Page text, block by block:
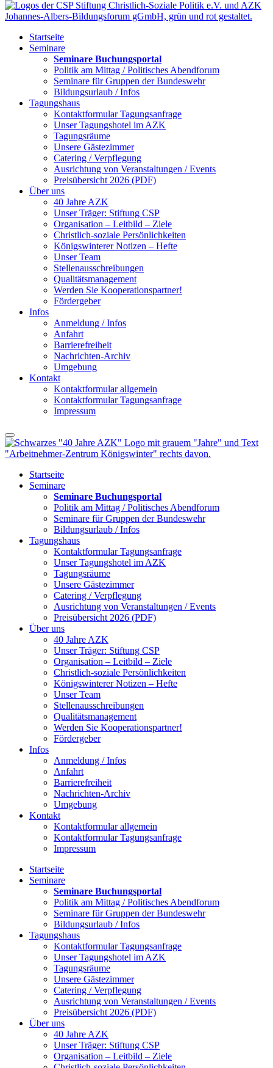
Startseite
Seminare
Seminare Buchungsportal
Politik am Mittag / Politisches Abendforum
Seminare für Gruppen der Bundeswehr
Bildungsurlaub / Infos
Tagungshaus
Kontaktformular Tagungsanfrage
Unser Tagungshotel im AZK
Tagungsräume
Unsere Gästezimmer
Catering / Verpflegung
Ausrichtung von Veranstaltungen / Events
Preisübersicht 2026 (PDF)
Über uns
40 Jahre AZK
Unser Träger: Stiftung CSP
Organisation – Leitbild – Ziele
Christlich-soziale Persönlichkeiten
Königswinterer Notizen – Hefte
Unser Team
Stellenausschreibungen
Qualitätsmanagement
Werden Sie Kooperationspartner!
Fördergeber
Infos
Anmeldung / Infos
Anfahrt
Barrierefreiheit
Nachrichten-Archiv
Umgebung
Kontakt
Kontaktformular allgemein
Kontaktformular Tagungsanfrage
Impressum
Startseite
Seminare
Seminare Buchungsportal
Politik am Mittag / Politisches Abendforum
Seminare für Gruppen der Bundeswehr
Bildungsurlaub / Infos
Tagungshaus
Kontaktformular Tagungsanfrage
Unser Tagungshotel im AZK
Tagungsräume
Unsere Gästezimmer
Catering / Verpflegung
Ausrichtung von Veranstaltungen / Events
Preisübersicht 2026 (PDF)
Über uns
40 Jahre AZK
Unser Träger: Stiftung CSP
Organisation – Leitbild – Ziele
Christlich-soziale Persönlichkeiten
Königswinterer Notizen – Hefte
Unser Team
Stellenausschreibungen
Qualitätsmanagement
Werden Sie Kooperationspartner!
Fördergeber
Infos
Anmeldung / Infos
Anfahrt
Barrierefreiheit
Nachrichten-Archiv
Umgebung
Kontakt
Kontaktformular allgemein
Kontaktformular Tagungsanfrage
Impressum
Startseite
Seminare
Seminare Buchungsportal
Politik am Mittag / Politisches Abendforum
Seminare für Gruppen der Bundeswehr
Bildungsurlaub / Infos
Tagungshaus
Kontaktformular Tagungsanfrage
Unser Tagungshotel im AZK
Tagungsräume
Unsere Gästezimmer
Catering / Verpflegung
Ausrichtung von Veranstaltungen / Events
Preisübersicht 2026 (PDF)
Über uns
40 Jahre AZK
Unser Träger: Stiftung CSP
Organisation – Leitbild – Ziele